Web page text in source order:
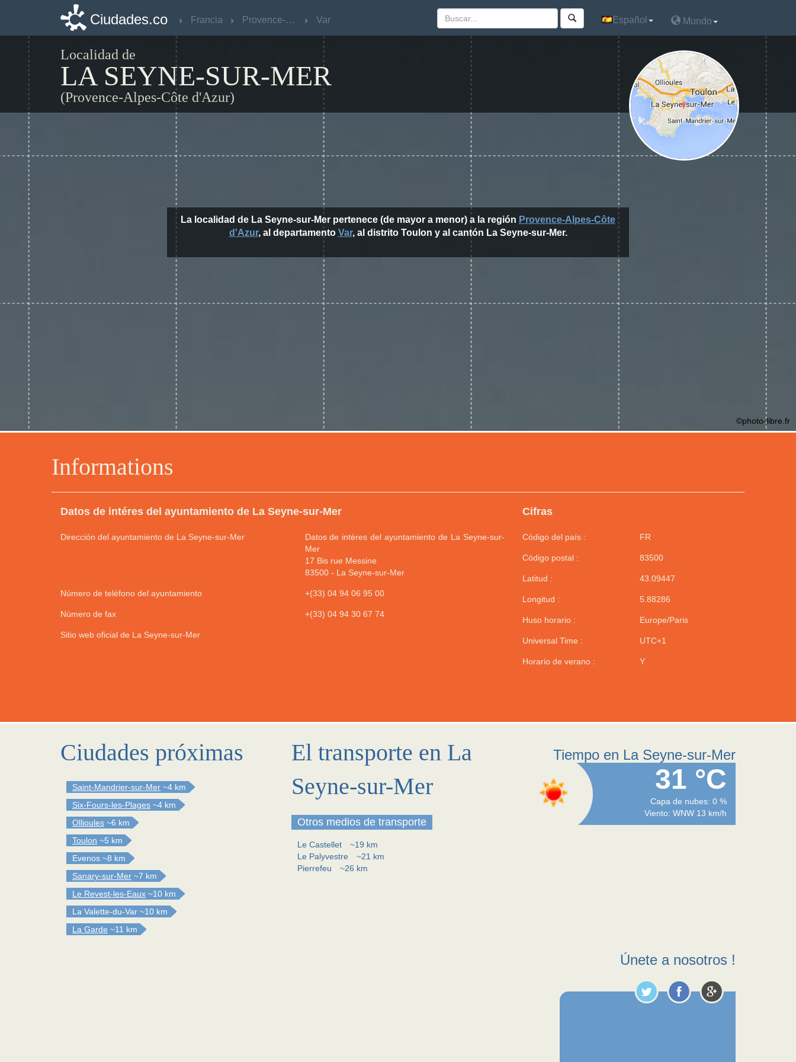
Ciudades.co Francia Provence-Alpes-Côte d'Azur Var Español Mundo
Localidad de
LA SEYNE-SUR-MER
(Provence-Alpes-Côte d'Azur)
Informations
Datos de intéres del ayuntamiento de La Seyne-sur-Mer
Dirección del ayuntamiento de La Seyne-sur-Mer
Datos de intéres del ayuntamiento de La Seyne-sur-
Mer
17 Bis rue Messine
83500- La Seyne-sur-Mer
Número de teléfono del ayuntamiento +(33) 04 94 06 95 00
Número de fax +(33) 04 94 30 67 74
Sitio web oficial de La Seyne-sur-Mer
Cifras
Código del país : FR
Código postal : 83500
Latitud : 43.09447
Longitud : 5.88286
Huso horario : Europe/Paris
Universal Time : UTC+1
Horario de verano : Y
La localidad de La Seyne-sur-Mer pertenece (de mayor a menor) a la región Provence-Alpes-Côte
d'Azur, al departamento Var, al distrito Toulon y al cantón La Seyne-sur-Mer.
©photo-libre.fr
Ciudades próximas
Saint-Mandrier-sur-Mer ~4 km
Six-Fours-les-Plages ~4 km
Ollioules ~6 km
Toulon ~5 km
Evenos ~8 km
Sanary-sur-Mer ~7 km
Le Revest-les-Eaux ~10 km
La Valette-du-Var ~10 km
La Garde ~11 km
El transporte en La
Seyne-sur-Mer
Otros medios de transporte
Le Castellet
~19 km
Le Palyvestre
~21 km
Pierrefeu
~26 km
Tiempo en La Seyne-sur-Mer
31 °C
Capa de nubes: 0 %
Viento: WNW 13 km/h
Únete a nosotros !
Ciudades.co Francia Provence-Alpes-Côte d'Azur Var Español Mundo